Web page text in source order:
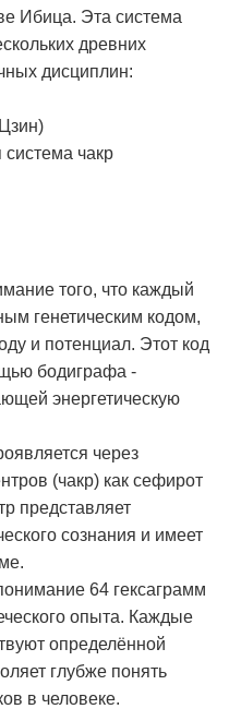
Ибица. Эта система
древних
дисциплин:
чакр
того, что каждый
генетическим кодом,
и потенциал. Этот код
бодиграфа -
энергетическую
через
(чакр) как сефирот
представляет
сознания и имеет
64 гексаграмм
опыта. Каждые
определённой
глубже понять
в человеке.